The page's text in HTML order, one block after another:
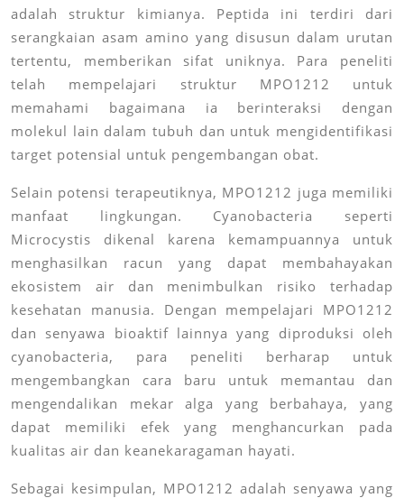
adalah struktur kimianya. Peptida ini terdiri dari
serangkaian asam amino yang disusun dalam urutan
tertentu, memberikan sifat uniknya. Para peneliti
telah mempelajari struktur MPO1212 untuk
memahami bagaimana ia berinteraksi dengan
molekul lain dalam tubuh dan untuk mengidentifikasi
target potensial untuk pengembangan obat.
Selain potensi terapeutiknya, MPO1212 juga memiliki
manfaat lingkungan. Cyanobacteria seperti
Microcystis dikenal karena kemampuannya untuk
menghasilkan racun yang dapat membahayakan
ekosistem air dan menimbulkan risiko terhadap
kesehatan manusia. Dengan mempelajari MPO1212
dan senyawa bioaktif lainnya yang diproduksi oleh
cyanobacteria, para peneliti berharap untuk
mengembangkan cara baru untuk memantau dan
mengendalikan mekar alga yang berbahaya, yang
dapat memiliki efek yang menghancurkan pada
kualitas air dan keanekaragaman hayati.
Sebagai kesimpulan, MPO1212 adalah senyawa yang